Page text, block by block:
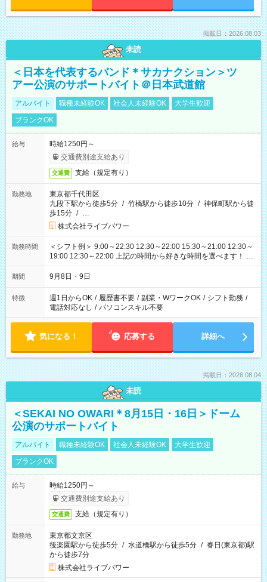
掲載日：2026.08.03
未読
＜日本を代表するバンド＊サカナクション＞ツ
アー公演のサポートバイト＠日本武道館
アルバイト 職種未経験OK 社会人未経験OK
大学生歓迎
ブランクOK
給与
時給1250円～
交通費別途支給あり
交通費 支給（規定有り）
勤務地
東京都千代田区
九段下駅から徒歩5分 / 竹橋駅から徒歩10分 / 神保町駅から徒
歩15分 / …
株式会社ライブパワー
勤務時間
＜シフト例＞ 9:00～22:30 12:30～22:00 15:30～21:00 12:30～
19:00 12:30～22:00 上記の時間から好きな時間を選べます！ ※
時間は変更となる可能性があります
期間 9月8日・9日
特徴 週1日からOK / 履歴書不要 / 副業・WワークOK / シフト勤務 /
電話対応なし / パソコンスキル不要
気になる！ 応募する 詳細へ
掲載日：2026.08.04
未読
＜SEKAI NO OWARI＊8月15日・16日＞ドーム
公演のサポートバイト
アルバイト 職種未経験OK 社会人未経験OK
大学生歓迎
ブランクOK
給与
時給1250円～
交通費別途支給あり
交通費 支給（規定有り）
勤務地
東京都文京区
後楽園駅から徒歩5分 / 水道橋駅から徒歩5分 / 春日(東京都)駅
から徒歩7分
株式会社ライブパワー